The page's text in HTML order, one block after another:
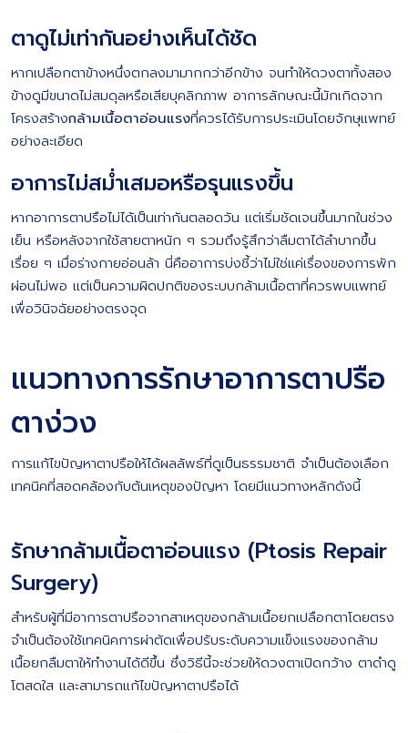
ตาดูไม่เท่ากันอย่างเห็นได้ชัด
หากเปลือกตาข้างหนึ่งตกลงมามากกว่าอีกข้าง จนทำให้ดวงตาทั้งสอง
ข้างดูมีขนาดไม่สมดุลหรือเสียบุคลิกภาพ อาการลักษณะนี้มักเกิดจาก
โครงสร้างกล้ามเนื้อตาอ่อนแรงที่ควรได้รับการประเมินโดยจักษุเเพทย์
อย่างละเอียด
อาการไม่สม่ำเสมอหรือรุนแรงขึ้น
หากอาการตาปรือไม่ได้เป็นเท่ากันตลอดวัน แต่เริ่มชัดเจนขึ้นมากในช่วง
เย็น หรือหลังจากใช้สายตาหนัก ๆ รวมถึงรู้สึกว่าลืมตาได้ลำบากขึ้น
เรื่อย ๆ เมื่อร่างกายอ่อนล้า นี่คืออาการบ่งชี้ว่าไม่ใช่แค่เรื่องของการพัก
ผ่อนไม่พอ แต่เป็นความผิดปกติของระบบกล้ามเนื้อตาที่ควรพบแพทย์
เพื่อวินิจฉัยอย่างตรงจุด
แนวทางการรักษาอาการตาปรือ
ตาง่วง
การแก้ไขปัญหาตาปรือให้ได้ผลลัพธ์ที่ดูเป็นธรรมชาติ จำเป็นต้องเลือก
เทคนิคที่สอดคล้องกับต้นเหตุของปัญหา โดยมีแนวทางหลักดังนี้
รักษากล้ามเนื้อตาอ่อนแรง (Ptosis Repair
Surgery)
สำหรับผู้ที่มีอาการตาปรือจากสาเหตุของกล้ามเนื้อยกเปลือกตาโดยตรง
จำเป็นต้องใช้เทคนิคการผ่าตัดเพื่อปรับระดับความแข็งแรงของกล้าม
เนื้อยกลืมตาให้ทำงานได้ดีขึ้น ซึ่งวิธีนี้จะช่วยให้ดวงตาเปิดกว้าง ตาดำดู
โตสดใส และสามารถแก้ไขปัญหาตาปรือได้